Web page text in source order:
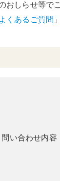
おしらせ等で
よくあるご質問
問い合わせ内容